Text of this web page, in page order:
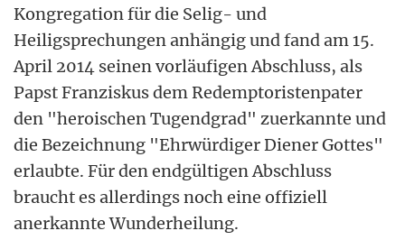
Kongregation für die Selig- und
Heiligsprechungen anhängig und fand am 15.
April 2014 seinen vorläufigen Abschluss, als
Papst Franziskus dem Redemptoristenpater
den "heroischen Tugendgrad" zuerkannte und
die Bezeichnung "Ehrwürdiger Diener Gottes"
erlaubte. Für den endgültigen Abschluss
braucht es allerdings noch eine offiziell
anerkannte Wunderheilung.